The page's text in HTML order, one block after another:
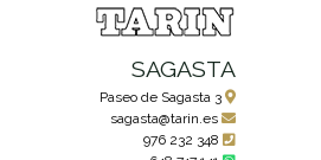
SAGASTA
Paseo de Sagasta 3
sagasta@tarin.es
976 232 348